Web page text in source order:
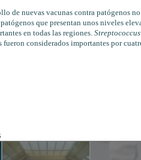
de nuevas vacunas contra patógenos no
que presentan unos niveles
en todas las regiones.
considerados importantes por